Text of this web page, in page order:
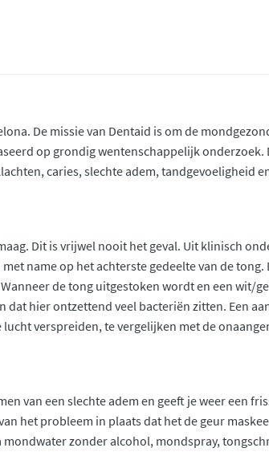
De missie van Dentaid is om de
op grondig wentenschappelijk onderzoek.
caries, slechte adem, tandgevoeligheid
Dit is vrijwel nooit het geval. Uit klinisch
name op het achterste gedeelte van de tong.
de tong uitgestoken wordt en een wit/
hier ontzettend veel bacteriën zitten. Een
verspreiden, te vergelijken met de
van een slechte adem en geeft je weer een
het probleem in plaats dat het de geur
zonder alcohol, mondspray,